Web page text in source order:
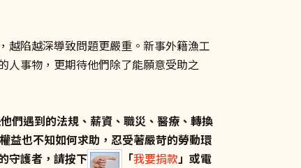
越陷越深導致問題更嚴重。新事外籍漁工
人事物，更期待他們除了能願意受助之
們遇到的法規、薪資、職災、醫療、轉換
益也不知如何求助，忍受著嚴苛的勞動環
守護者，請按下
「我要捐款」或電